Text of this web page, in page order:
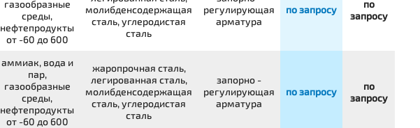
газообразные
среды,
нефтепродукты
от -60 до 600
молибденсодержащая
сталь, углеродистая
сталь
регулирующая
арматура
по запросу
по
запросу
аммиак, вода и
пар,
газообразные
среды,
нефтепродукты
от -60 до 600
жаропрочная сталь,
легированная сталь,
молибденсодержащая
сталь, углеродистая
сталь
запорно -
регулирующая
арматура
по запросу
по
запросу